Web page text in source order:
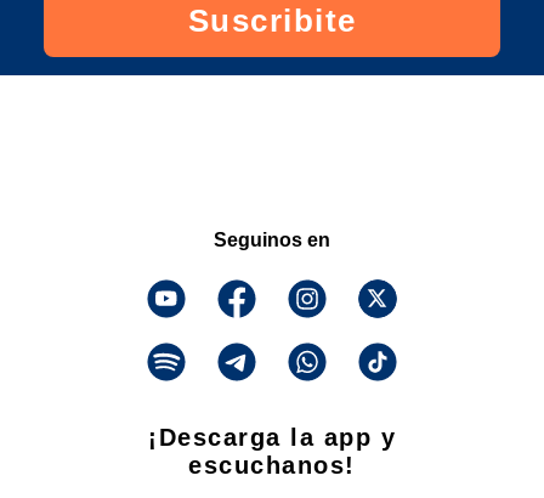
Suscribite
Seguinos en
¡Descarga la app y
escuchanos!